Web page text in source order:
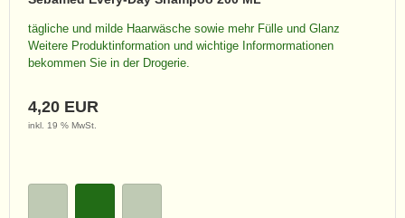
tägliche und milde Haarwäsche sowie mehr Fülle und Glanz
Weitere Produktinformation und wichtige Informormationen
bekommen Sie in der Drogerie.
4,20 EUR
inkl. 19 % MwSt.